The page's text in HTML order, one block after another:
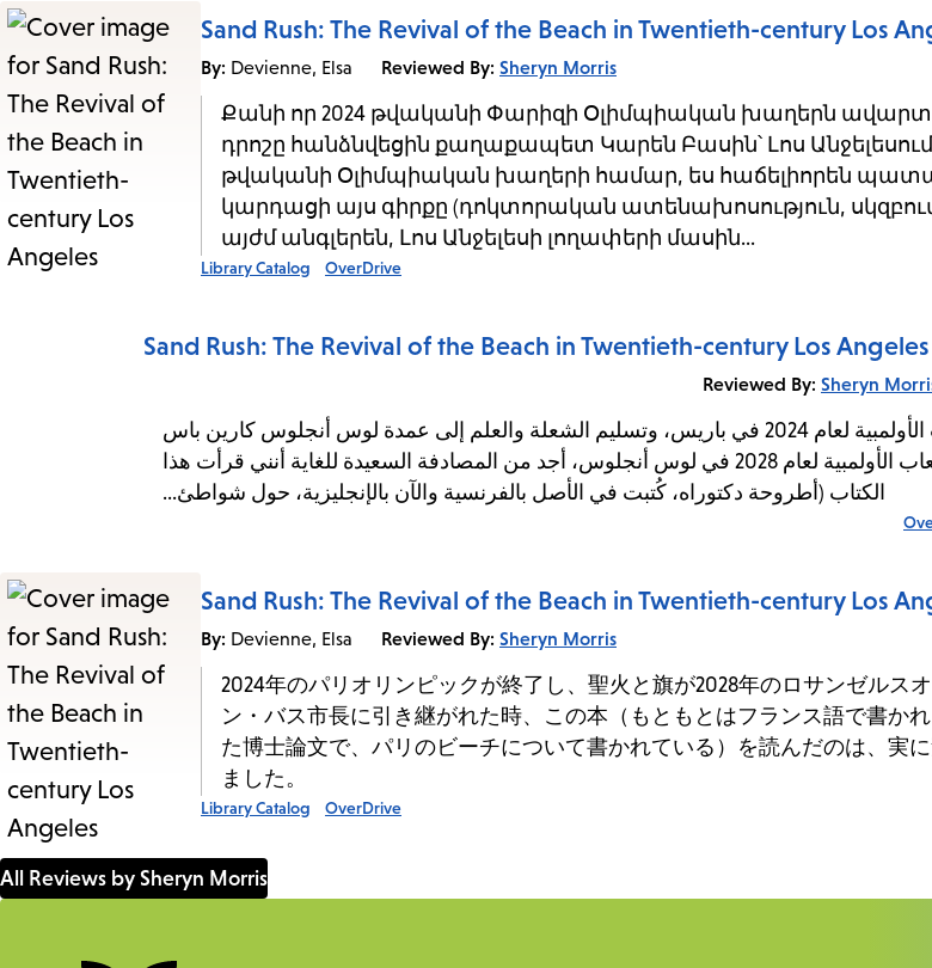
Sand Rush: The Revival of the Beach in Twentieth-century Los
By: Devienne, Elsa Reviewed By: Sheryn Morris
Քանի որ 2024 թվականի Փարիզի Օլիմպիական խաղերն
դրոշը հանձնվեցին քաղաքապետ Կարեն Բասին՝ Լոս Անջելեսում
թվականի Օլիմպիական խաղերի համար, ես հաճելիորեն
կարդացի այս գիրքը (դոկտորական ատենախոսություն,
այժմ անգլերեն, Լոս Անջելեսի լողափերի մասին...
Library Catalog OverDrive
Sand Rush: The Revival of the Beach in Twentieth-century Los Angeles
Reviewed By: Sheryn
مع انتهاء دورة الألعاب الأولمبية لعام 2024 في باريس، وتسليم الشعلة والعلم إلى عمدة لوس أنجلوس كارين باس
استعدادًا لدورة الألعاب الأولمبية لعام 2028 في لوس أنجلوس، أجد من المصادفة السعيدة للغاية أنني قرأت هذا
الكتاب (أطروحة دكتوراه، كُتبت في الأصل بالفرنسية والآن بالإنجليزية، حول شواطئ...
Sand Rush: The Revival of the Beach in Twentieth-century Los
By: Devienne, Elsa Reviewed By: Sheryn Morris
2024年のパリオリンピックが終了し、聖火と旗が2028年のロサンゼルス
ン・バス市長に引き継がれた時、この本（もともとはフランス語で書か
た博士論文で、パリのビーチについて書かれている）を読んだのは、実
ました。
Library Catalog OverDrive
All Reviews by Sheryn Morris